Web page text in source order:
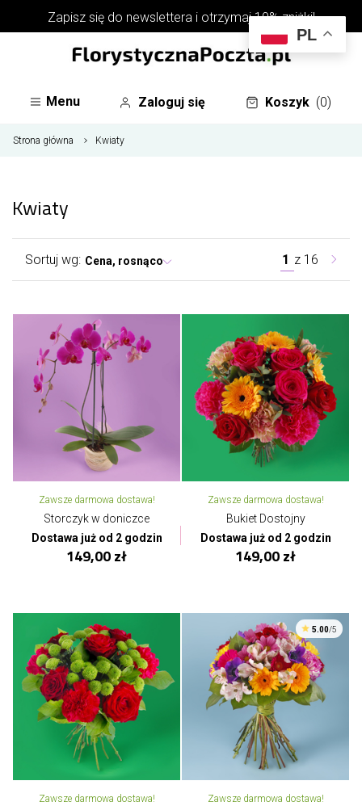
Zapisz się do newsletterai otrzymaj 10% zniżki!
Menu Zaloguj się Koszyk (0)
Strona główna Kwiaty
Kwiaty
Sortuj wg: Cena, rosnąco 1 z 16
Zawsze darmowa dostawa!
Storczyk w doniczce
Dostawa już od 2 godzin
149,00 zł
Zawsze darmowa dostawa!
Bukiet Dostojny
Dostawa już od 2 godzin
149,00 zł
Zawsze darmowa dostawa!
5.00/5
Zawsze darmowa dostawa!
PL